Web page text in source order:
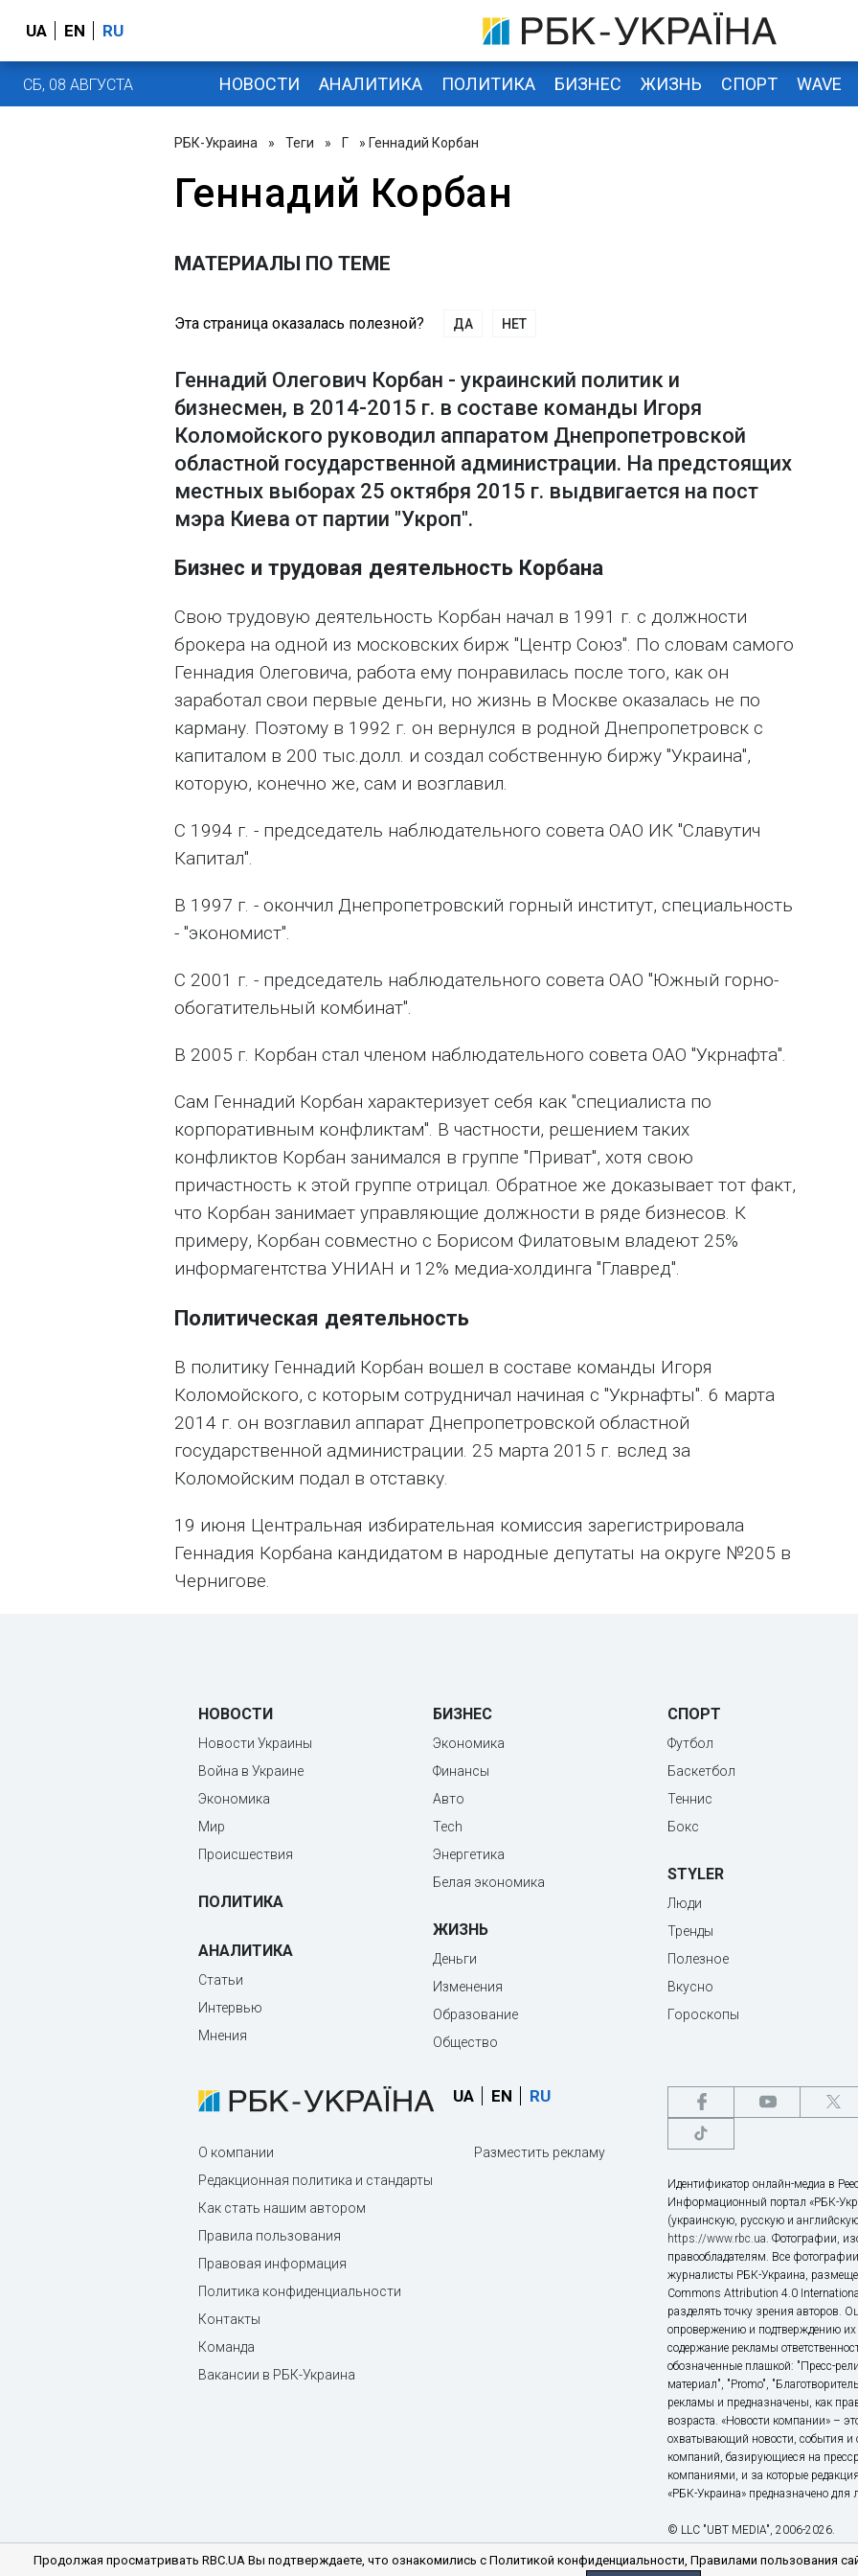
UA EN RU
СБ, 08 АВГУСТА НОВОСТИ АНАЛИТИКА ПОЛИТИКА БИЗНЕС ЖИЗНЬ СПОРТ WAVE
РБК-Украина » Теги » Г » Геннадий Корбан
Геннадий Корбан
МАТЕРИАЛЫ ПО ТЕМЕ
Эта страница оказалась полезной? ДА НЕТ
Геннадий Олегович Корбан - украинский политик и
бизнесмен, в 2014-2015 г. в составе команды Игоря
Коломойского руководил аппаратом Днепропетровской
областной государственной администрации. На предстоящих
местных выборах 25 октября 2015 г. выдвигается на пост
мэра Киева от партии "Укроп".
Бизнес и трудовая деятельность Корбана
Свою трудовую деятельность Корбан начал в 1991 г. с должности
брокера на одной из московских бирж "Центр Союз". По словам самого
Геннадия Олеговича, работа ему понравилась после того, как он
заработал свои первые деньги, но жизнь в Москве оказалась не по
карману. Поэтому в 1992 г. он вернулся в родной Днепропетровск с
капиталом в 200 тыс.долл. и создал собственную биржу "Украина",
которую, конечно же, сам и возглавил.
С 1994 г. - председатель наблюдательного совета ОАО ИК "Славутич
Капитал".
В 1997 г. - окончил Днепропетровский горный институт, специальность
- "экономист".
С 2001 г. - председатель наблюдательного совета ОАО "Южный горно-
обогатительный комбинат".
В 2005 г. Корбан стал членом наблюдательного совета ОАО "Укрнафта".
Сам Геннадий Корбан характеризует себя как "специалиста по
корпоративным конфликтам". В частности, решением таких
конфликтов Корбан занимался в группе "Приват", хотя свою
причастность к этой группе отрицал. Обратное же доказывает тот факт,
что Корбан занимает управляющие должности в ряде бизнесов. К
примеру, Корбан совместно с Борисом Филатовым владеют 25%
информагентства УНИАН и 12% медиа-холдинга "Главред".
Политическая деятельность
В политику Геннадий Корбан вошел в составе команды Игоря
Коломойского, с которым сотрудничал начиная с "Укрнафты". 6 марта
2014 г. он возглавил аппарат Днепропетровской областной
государственной администрации. 25 марта 2015 г. вслед за
Коломойским подал в отставку.
19 июня Центральная избирательная комиссия зарегистрировала
Геннадия Корбана кандидатом в народные депутаты на округе №205 в
Чернигове.
НОВОСТИ
Новости Украины
Война в Украине
Экономика
Мир
Происшествия
ПОЛИТИКА
АНАЛИТИКА
Статьи
Интервью
Мнения
БИЗНЕС
Экономика
Финансы
Авто
Tech
Энергетика
Белая экономика
ЖИЗНЬ
Деньги
Изменения
Образование
Общество
СПОРТ
Футбол
Баскетбол
Теннис
Бокс
STYLER
Люди
Тренды
Полезное
Вкусно
Гороскопы
UA EN RU
О компании
Редакционная политика и стандарты
Как стать нашим автором
Правила пользования
Правовая информация
Политика конфиденциальности
Контакты
Команда
Вакансии в РБК-Украина
Разместить рекламу
Идентификатор онлайн-медиа в
Информационный портал «РБК-
(украинскую, русскую и
https://www.rbc.ua. Фотографии,
правообладателям. Все
журналисты РБК-Украина,
Commons Attribution 4.0
разделять точку зрения авторов.
опровержению и подтверждению их
содержание рекламы
обозначенные плашкой: "Пресс-
материал", "Promo",
рекламы и предназначены, как
возраста. «Новости компании» –
охватывающий новости, события и
компаний, базирующиеся на
компаниями, и за которые
«РБК-Украина» предназначено для
© LLC "UBT MEDIA", 2006-2026.
Продолжая просматривать RBC.UA Вы подтверждаете, что ознакомились с Политикой конфиденциальности, Правилами пользования